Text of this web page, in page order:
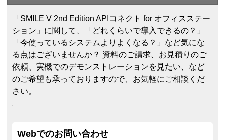
「SMILE V 2nd Edition APIコネクト for オフィスステー
ション」に関して、「どれくらいで導入できるの？」
「今使っているシステムよりよくなる？」など気にな
る点はございませんか？ 資料のご請求、お見積りのご
依頼、実機でのデモンストレーションを見たい、など
のご希望も承っておりますので、お気軽にご相談くだ
さい。
Webでのお問い合わせ